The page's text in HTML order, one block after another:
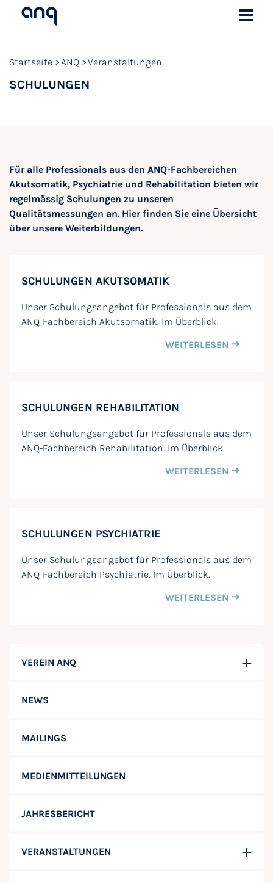
Startseite ANQ Veranstaltungen
SCHULUNGEN
VEREIN ANQ
NEWS
MAILINGS
MEDIENMITTEILUNGEN
JAHRESBERICHT
VERANSTALTUNGEN
Für alle Professionals aus den ANQ-Fachbereichen
Akutsomatik, Psychiatrie und Rehabilitation bieten wir
regelmässig Schulungen zu unseren
Qualitätsmessungen an. Hier finden Sie eine Übersicht
über unsere Weiterbildungen.
SCHULUNGEN AKUTSOMATIK
Unser Schulungsangebot für Professionals aus dem
ANQ-Fachbereich Akutsomatik. Im Überblick.
WEITERLESEN
SCHULUNGEN REHABILITATION
Unser Schulungsangebot für Professionals aus dem
ANQ-Fachbereich Rehabilitation. Im Überblick.
WEITERLESEN
SCHULUNGEN PSYCHIATRIE
Unser Schulungsangebot für Professionals aus dem
ANQ-Fachbereich Psychiatrie. Im Überblick.
WEITERLESEN